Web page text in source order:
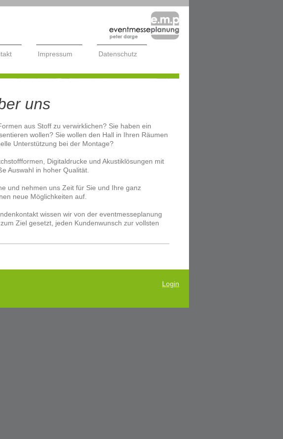
Impressum Datenschutz
uns
aus Stoff zu verwirklichen? Sie haben ein
wollen? Sie wollen den Hall in Ihren Räumen
Unterstützung bei der Montage?
Digitaldrucke und Akustiklösungen mit
Auswahl in hoher Qualität.
und nehmen uns Zeit für Sie und Ihre ganz
neue Möglichkeiten auf.
wissen wir von der eventmesseplanung
Ziel gesetzt, jeden Kundenwunsch zur vollsten
Login